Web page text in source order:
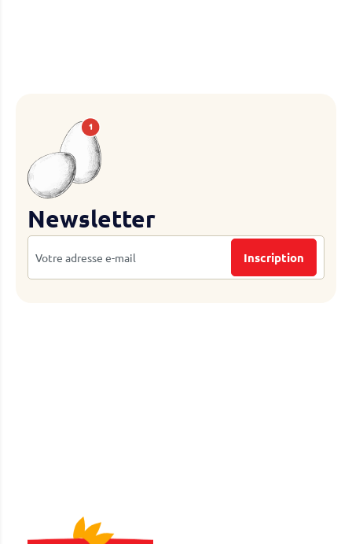
Newsletter
Inscription
notre
Inscription